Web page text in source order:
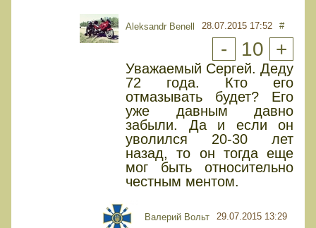
Aleksandr Benell 28.07.2015 17:52 #
- 10 +
Уважаемый Сергей. Деду
72 года. Кто его
отмазывать будет? Его
уже давным давно
забыли. Да и если он
уволился 20-30 лет
назад, то он тогда еще
мог быть относительно
честным ментом.
Валерий Вольт
29.07.2015 13:29